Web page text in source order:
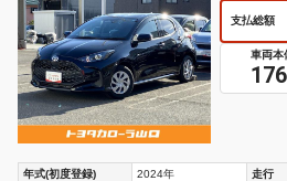
支払総額
車両本
176
年式(初度登録) 2024年 走行